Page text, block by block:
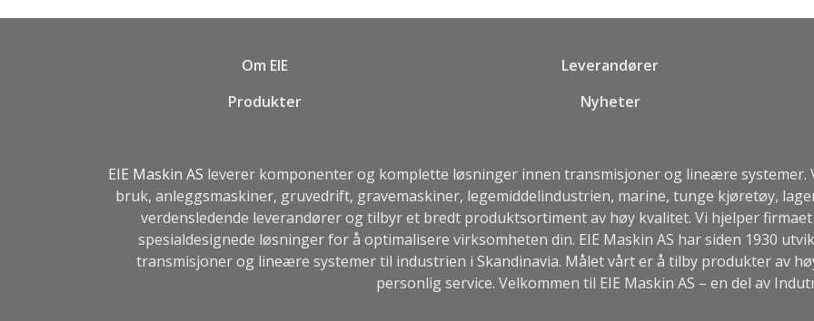
Om EIE
Produkter
Leverandører
Nyheter
EIE Maskin AS leverer komponenter og komplette løsninger innen transmisjoner og lineære
bruk, anleggsmaskiner, gruvedrift, gravemaskiner, legemiddelindustrien, marine, tunge kjøretøy,
verdensledende leverandører og tilbyr et bredt produktsortiment av høy kvalitet. Vi hjelper
spesialdesignede løsninger for å optimalisere virksomheten din. EIE Maskin AS har siden 1930
transmisjoner og lineære systemer til industrien i Skandinavia. Målet vårt er å tilby produkter av
personlig service. Velkommen til EIE Maskin AS – en del av